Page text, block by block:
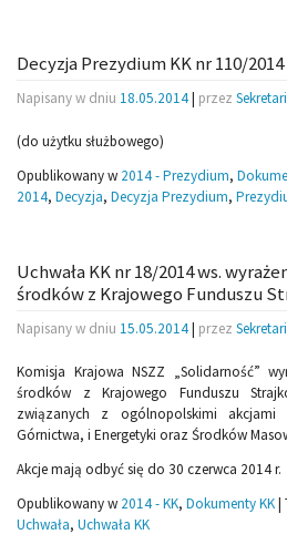
Decyzja Prezydium KK nr 110/
Napisany w dniu 18.05.2014| przez
(do użytku służbowego)
Opublikowany w 2014 - Prezydium,
2014, Decyzja, Decyzja Prezydium,
Uchwała KK nr 18/2014 ws.
środków z Krajowego Funduszu
Napisany w dniu 15.05.2014| przez
Komisja Krajowa NSZZ „Solidarność”
środków z Krajowego Funduszu
związanych z ogólnopolskimi akcjami
Górnictwa, i Energetyki oraz Środków
Akcje mają odbyć się do 30 czerwca 2014 r.
Opublikowany w 2014 - KK, Dokumenty KK|
Uchwała, Uchwała KK